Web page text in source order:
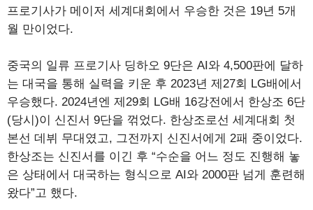
프로기사가 메이저 세계대회에서 우승한 것은 19년 5개
월 만이었다.
중국의 일류 프로기사 딩하오 9단은 AI와 4,500판에 달하
는 대국을 통해 실력을 키운 후 2023년 제27회 LG배에서
우승했다. 2024년엔 제29회 LG배 16강전에서 한상조 6단
(당시)이 신진서 9단을 꺾었다. 한상조로선 세계대회 첫
본선 데뷔 무대였고, 그전까지 신진서에게 2패 중이었다.
한상조는 신진서를 이긴 후 “수순을 어느 정도 진행해 놓
은 상태에서 대국하는 형식으로 AI와 2000판 넘게 훈련해
왔다”고 했다.